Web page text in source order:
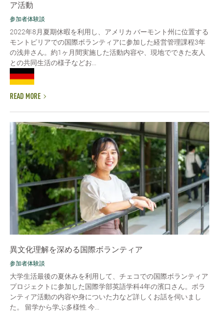
ア活動
参加者体験談
2022年8月夏期休暇を利用し、アメリカ バーモント州に位置する
モントピリアでの国際ボランティアに参加した経営管理課程3年
の浅井さん。約1ヶ月間実施した活動内容や、現地でできた友人
との共同生活の様子などお...
READ MORE
異文化理解を深める国際ボランティア
参加者体験談
大学生活最後の夏休みを利用して、チェコでの国際ボランティア
プロジェクトに参加した国際学部英語学科4年の濱口さん。ボラ
ンティア活動の内容や身についた力など詳しくお話を伺いまし
た。 留学から学ぶ多様性 今...